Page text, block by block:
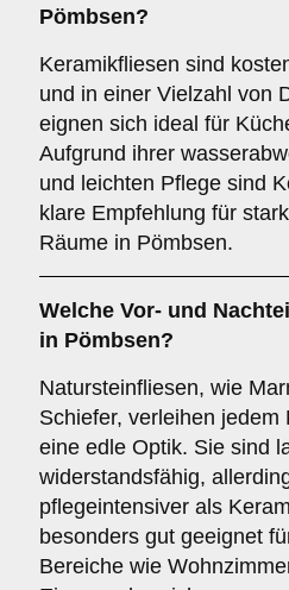
Pömbsen?
Keramikfliesen sind
und in einer Vielzahl von
eignen sich ideal für
Aufgrund ihrer
und leichten Pflege sind
klare Empfehlung für
Räume in Pömbsen.
Welche Vor- und
in Pömbsen?
Natursteinfliesen, wie
Schiefer, verleihen jedem
eine edle Optik. Sie sind
widerstandsfähig,
pflegeintensiver als
besonders gut geeignet
Bereiche wie